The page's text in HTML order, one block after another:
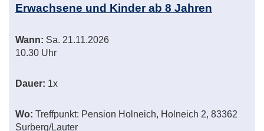
Erwachsene und Kinder ab 8 Jahren
Wann: Sa. 21.11.2026
10.30 Uhr
Dauer: 1x
Wo: Treffpunkt: Pension Holneich, Holneich 2, 83362
Surberg/Lauter